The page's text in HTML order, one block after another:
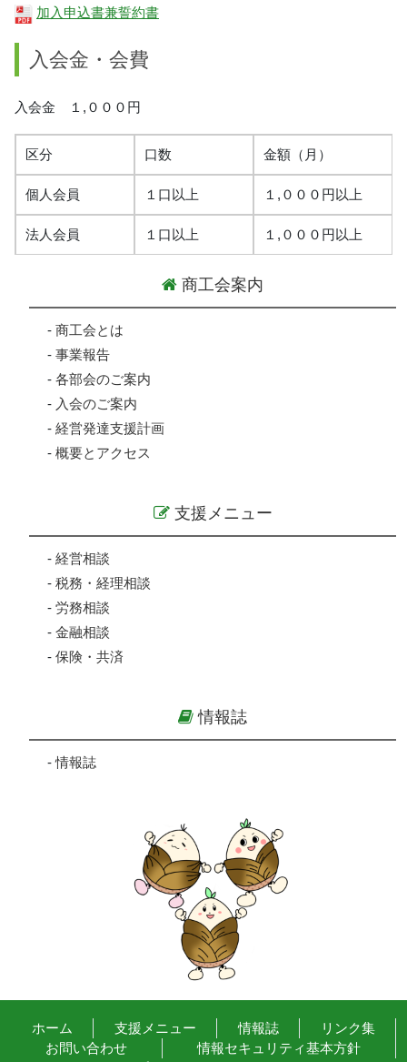
商工会案内
- 商工会とは
- 事業報告
- 各部会のご案内
- 入会のご案内
- 経営発達支援計画
- 概要とアクセス
支援メニュー
- 経営相談
- 税務・経理相談
- 労務相談
- 金融相談
- 保険・共済
情報誌
-情報誌
加入申込書兼誓約書
入会金・会費
入会金 １,０００円
区分 口数 金額（月）
個人会員 １口以上 １,０００円以上
法人会員 １口以上 １,０００円以上
ホーム 支援メニュー 情報誌
リンク集
お問い合わせ
情報セキュリティ基本方針